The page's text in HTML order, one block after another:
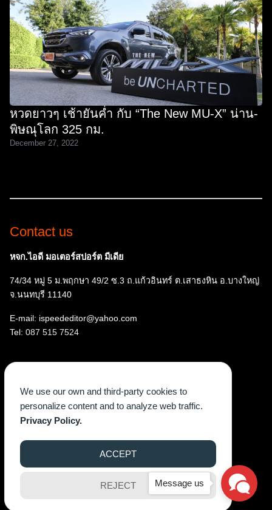
หวดยาวๆ เช้ายันค่ำ กับ “The New MU-X” น่าน-
พิษณุโลก 325 กม.
December 27, 2022
Contact us
หจก.ไอดี มอเตอร์สปอร์ต มีเดีย
74/34 หมู่ 5 ม.พฤกษา 49/2 ซ.3 ถ.แก้วอินทร์ ต.เสาธงหิน อ.บางใหญ่
จ.นนทบุรี 11140
E-mail: ispeededitor@yahoo.com
Tel: 087 515 7524
Facebook
Instagram
YouTube
X TikTok
©2026 WWW.ISPEEDEGAZINE.COM. ALL RIGHTS RESERVED.
Message us
We use our own and third-party cookies to
personalize content and to analyze web traffic.
Privacy Policy.
ACCEPT
REJECT